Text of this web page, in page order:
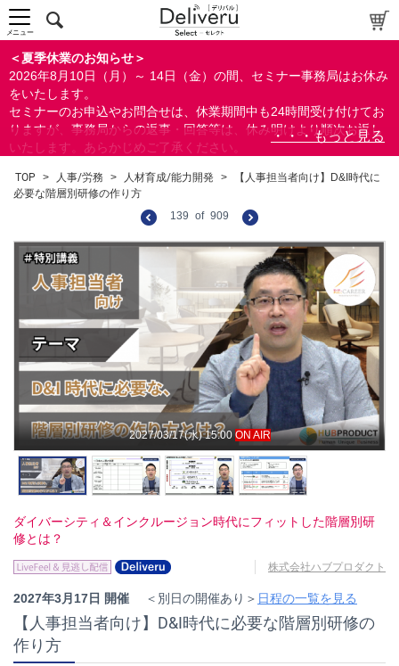
＜夏季休業のお知らせ＞
2026年8月10日（月）～ 14日（金）の間、セミナー事務局はお休み
をいたします。
セミナーのお申込やお問合せは、休業期間中も24時間受け付けてお
りますが、事務局からの返事・回答等は、休み明けより順次お返し
いたします。あらかじめご了承ください。
ができます。
メニュー
TOP > 人事/労務 > 人材育成/能力開発 >
【人事担当者向け】D&I時代に
必要な階層別研修の作り方
139 of 909
2027/03/17(水) 15:00 ON AIR
ダイバーシティ＆インクルージョン時代にフィットした階層別研
修とは？
株式会社ハブプロダクト
2027年3月17日 開催 ＜別日の開催あり＞ 日程の一覧を見る
【人事担当者向け】D&I時代に必要な階層別研修の
作り方